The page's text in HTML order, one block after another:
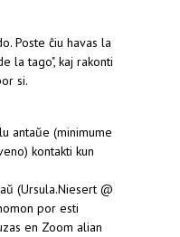
Poste ĉiu havas la
la tago", kaj rakonti
si.
antaŭe (minimume
kontakti kun
(Ursula.Niesert @
por esti
en Zoom alian